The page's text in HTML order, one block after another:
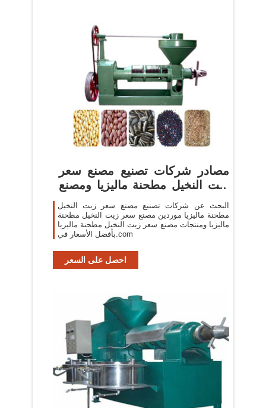
مصادر شركات تصنيع مصنع سعر
زيت النخيل مطحنة ماليزيا ومصنع
...
البحث عن شركات تصنيع مصنع سعر زيت النخيل
مطحنة ماليزيا موردين مصنع سعر زيت النخيل مطحنة
ماليزيا ومنتجات مصنع سعر زيت النخيل مطحنة ماليزيا
بأفضل الأسعار في.com
احصل على السعر